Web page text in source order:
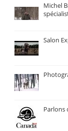
Michel
Salon
Parlons